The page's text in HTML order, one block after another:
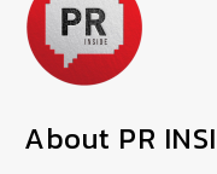
About PR